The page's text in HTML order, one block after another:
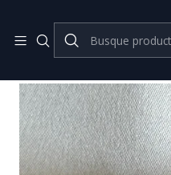
Inicio Aros con brillantes